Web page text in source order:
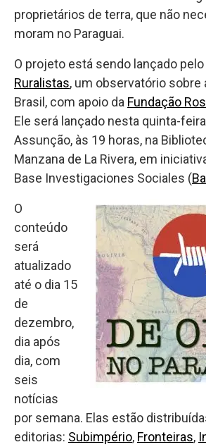
proprietários de terra, que não
moram no Paraguai.
O projeto está sendo lançado pelo
Ruralistas, um observatório sobre
Brasil, com apoio da Fundação
Ele será lançado nesta quinta-
Assunção, às 19 horas, na
Manzana de La Rivera, em
Base Investigaciones Sociales (
O
conteúdo
será
atualizado
até o dia 15
de
dezembro,
dia após
dia, com
seis
notícias
por semana. Elas estão
editorias: Subimpério, Fronteiras,